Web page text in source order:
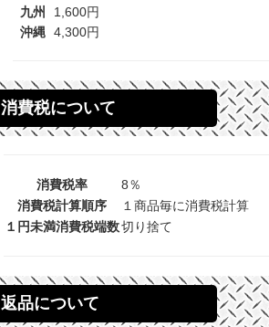
九州
1,600円
沖縄 4,300円
消費税について
消費税率
8％
消費税計算順序
１商品毎に消費税計算
１円未満消費税端数切り捨て
返品について